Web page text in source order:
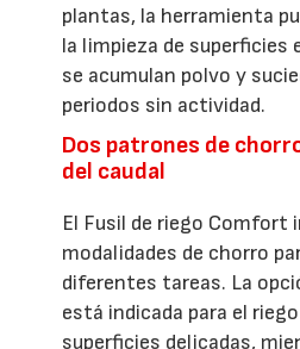
plantas, la herramienta
la limpieza de superficies
se acumulan polvo y
periodos sin actividad.
Dos patrones de
del caudal
El Fusil de riego Comfort
modalidades de chorro
diferentes tareas. La
está indicada para el
superficies delicadas,